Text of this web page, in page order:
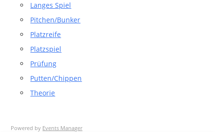
Langes Spiel
Pitchen/Bunker
Platzreife
Platzspiel
Prüfung
Putten/Chippen
Theorie
Powered by Events Manager